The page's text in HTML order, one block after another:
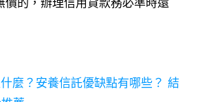
麼？安養信託優缺點有哪些？ 結